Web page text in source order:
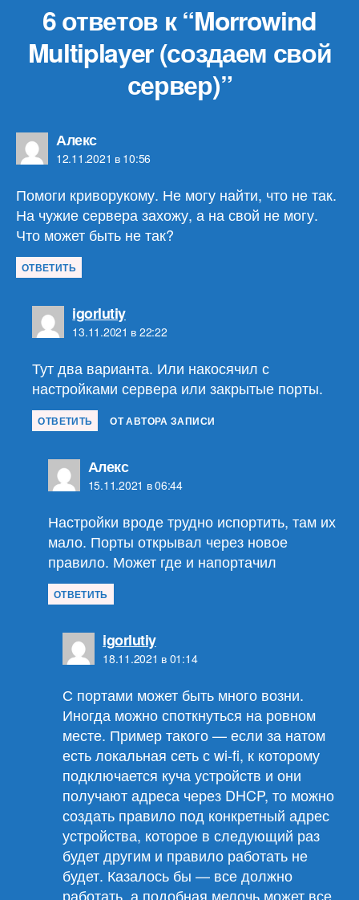
6 ответов к “Morrowind
Multiplayer (создаем свой
сервер)”
Алекспишет:
12.11.2021 в 10:56
Помоги криворукому. Не могу найти, что не так.
На чужие сервера захожу, а на свой не могу.
Что может быть не так?
ОТВЕТИТЬ
igorlutiyпишет:
13.11.2021 в 22:22
Тут два варианта. Или накосячил с
настройками сервера или закрытые порты.
ОТВЕТИТЬ ОТ АВТОРА ЗАПИСИ
Алекспишет:
15.11.2021 в 06:44
Настройки вроде трудно испортить, там их
мало. Порты открывал через новое
правило. Может где и напортачил
ОТВЕТИТЬ
igorlutiyпишет:
18.11.2021 в 01:14
С портами может быть много возни.
Иногда можно споткнуться на ровном
месте. Пример такого — если за натом
есть локальная сеть с wi-fi, к которому
подключается куча устройств и они
получают адреса через DHCP, то можно
создать правило под конкретный адрес
устройства, которое в следующий раз
будет другим и правило работать не
будет. Казалось бы — все должно
работать, а подобная мелочь может все